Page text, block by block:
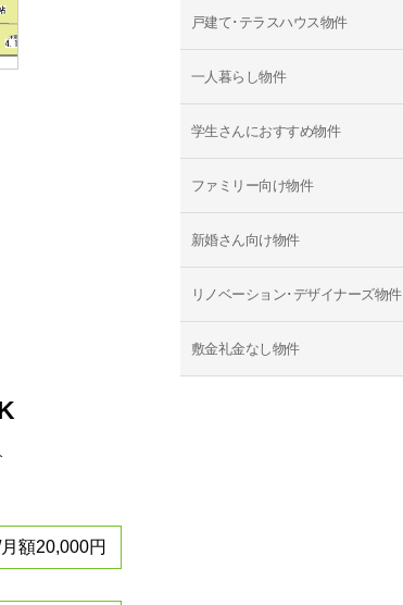
額20,000円
戸建て･テラスハウス物件
一人暮らし物件
学生さんにおすすめ物件
ファミリー向け物件
新婚さん向け物件
リノベーション･デザイナーズ物件
敷金礼金なし物件